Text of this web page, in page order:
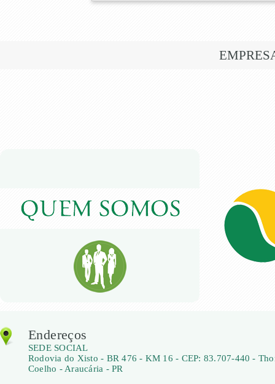
Endereços
SEDE SOCIAL
Rodovia do Xisto - BR 476 - KM 16 - CEP: 83.707-440 -
Coelho - Araucária - PR